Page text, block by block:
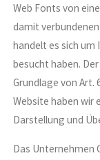
Web Fonts von
damit
handelt es sich um
besucht haben.
Grundlage von Art.
Website haben wir
Darstellung und
Das Unternehmen